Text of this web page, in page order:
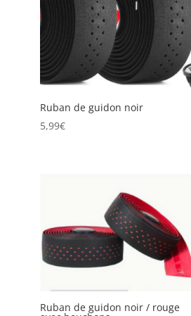
Ruban de guidon noir
5,99€
Ruban de guidon noir / rouge